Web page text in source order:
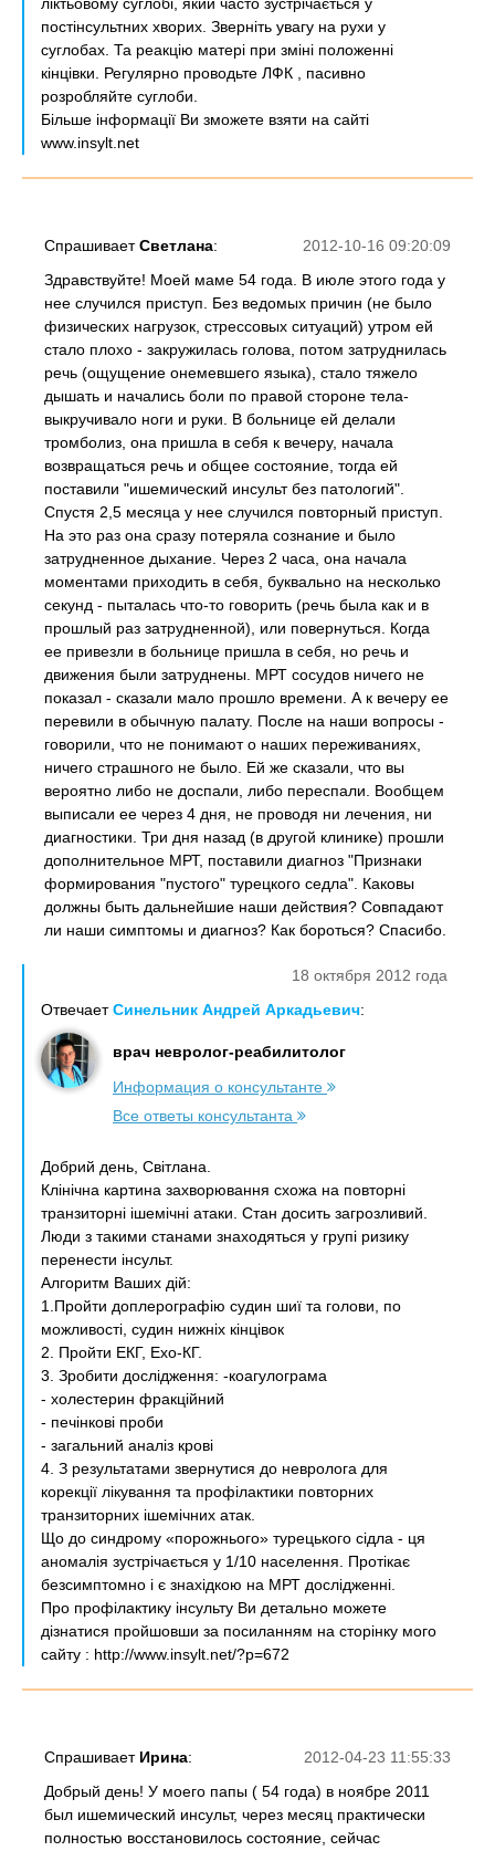
постінсультних хворих. Зверніть увагу на рухи у
суглобах. Та реакцію матері при зміні положенні
кінцівки. Регулярно проводьте ЛФК , пасивно
розробляйте суглоби.
Більше інформації Ви зможете взяти на сайті
www.insylt.net
2012-10-16 09:20:09
СпрашиваетСветлана:
Здравствуйте! Моей маме 54 года. В июле этого года у
нее случился приступ. Без ведомых причин (не было
физических нагрузок, стрессовых ситуаций) утром ей
стало плохо - закружилась голова, потом затруднилась
речь (ощущение онемевшего языка), стало тяжело
дышать и начались боли по правой стороне тела-
выкручивало ноги и руки. В больнице ей делали
тромболиз, она пришла в себя к вечеру, начала
возвращаться речь и общее состояние, тогда ей
поставили "ишемический инсульт без патологий".
Спустя 2,5 месяца у нее случился повторный приступ.
На это раз она сразу потеряла сознание и было
затрудненное дыхание. Через 2 часа, она начала
моментами приходить в себя, буквально на несколько
секунд - пыталась что-то говорить (речь была как и в
прошлый раз затрудненной), или повернуться. Когда
ее привезли в больнице пришла в себя, но речь и
движения были затруднены. МРТ сосудов ничего не
показал - сказали мало прошло времени. А к вечеру ее
перевили в обычную палату. После на наши вопросы -
говорили, что не понимают о наших переживаниях,
ничего страшного не было. Ей же сказали, что вы
вероятно либо не доспали, либо переспали. Вообщем
выписали ее через 4 дня, не проводя ни лечения, ни
диагностики. Три дня назад (в другой клинике) прошли
дополнительное МРТ, поставили диагноз "Признаки
формирования "пустого" турецкого седла". Каковы
должны быть дальнейшие наши действия? Совпадают
ли наши симптомы и диагноз? Как бороться? Спасибо.
18 октября 2012 года
ОтвечаетСинельник Андрей Аркадьевич:
врач невролог-реабилитолог
Информация о консультанте
Все ответы консультанта
Добрий день, Світлана.
Клінічна картина захворювання схожа на повторні
транзиторні ішемічні атаки. Стан досить загрозливий.
Люди з такими станами знаходяться у групі ризику
перенести інсульт.
Алгоритм Ваших дій:
1.Пройти доплерографію судин шиї та голови, по
можливості, судин нижніх кінцівок
2. Пройти ЕКГ, Ехо-КГ.
3. Зробити дослідження: -коагулограма
- холестерин фракційний
- печінкові проби
- загальний аналіз крові
4. З результатами звернутися до невролога для
корекції лікування та профілактики повторних
транзиторних ішемічних атак.
Що до синдрому «порожнього» турецького сідла - ця
аномалія зустрічається у 1/10 населення. Протікає
безсимптомно і є знахідкою на МРТ дослідженні.
Про профілактику інсульту Ви детально можете
дізнатися пройшовши за посиланням на сторінку мого
сайту : http://www.insylt.net/?p=672
2012-04-23 11:55:33
Спрашивает Ирина:
Добрый день! У моего папы ( 54 года) в ноябре 2011
был ишемический инсульт, через месяц практически
полностью восстановилось состояние, сейчас